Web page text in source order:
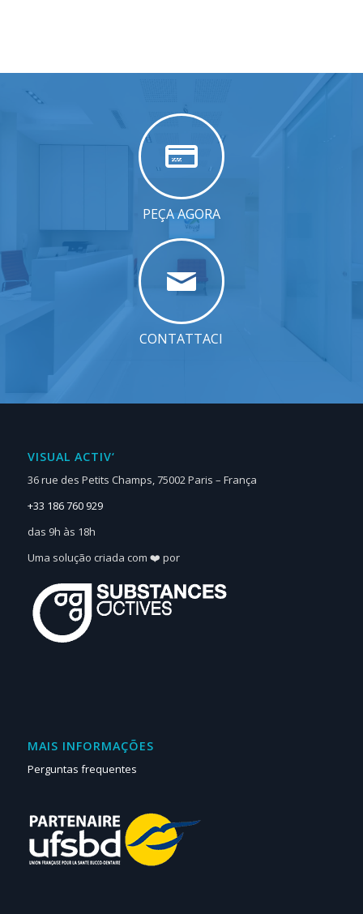
PEÇA AGORA
CONTATTACI
VISUAL ACTIV‘
36 rue des Petits Champs, 75002 Paris – França
+33 186 760 929
das 9h às 18h
Uma solução criada com ❤️ por
MAIS INFORMAÇÕES
Perguntas frequentes